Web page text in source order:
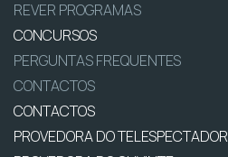
REVER PROGRAMAS
CONCURSOS
PERGUNTAS FREQUENTES
CONTACTOS
CONTACTOS
PROVEDORA DO TELESPECTADOR